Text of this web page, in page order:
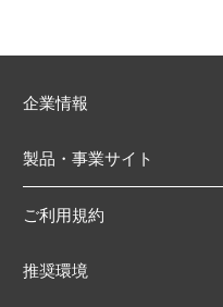
企業情報
製品・事業サイト
ご利用規約
推奨環境